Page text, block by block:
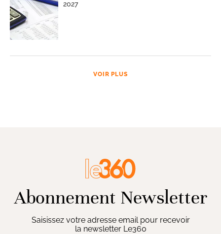
2027
VOIR PLUS
Abonnement Newsletter
Saisissez votre adresse email pour recevoir
la newsletter Le360